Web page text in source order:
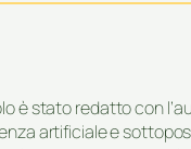
è stato redatto con
artificiale e